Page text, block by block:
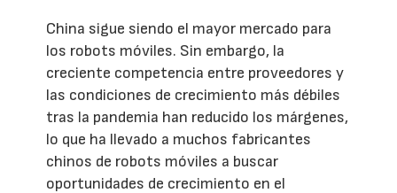
China sigue siendo el mayor mercado para
los robots móviles. Sin embargo, la
creciente competencia entre proveedores y
las condiciones de crecimiento más débiles
tras la pandemia han reducido los márgenes,
lo que ha llevado a muchos fabricantes
chinos de robots móviles a buscar
oportunidades de crecimiento en el